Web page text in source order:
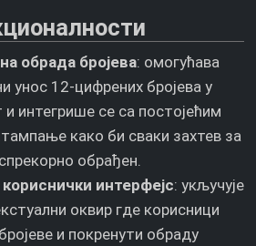
обрада бројева: омогућава
унос 12-цифрених бројева у
интегрише се са постојећим
како би сваки захтев за
обрађен.
интерфејс: укључује
оквир где корисници
и покренути обраду